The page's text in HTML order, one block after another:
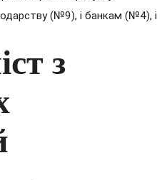
(№9), і банкам (№4), і
з